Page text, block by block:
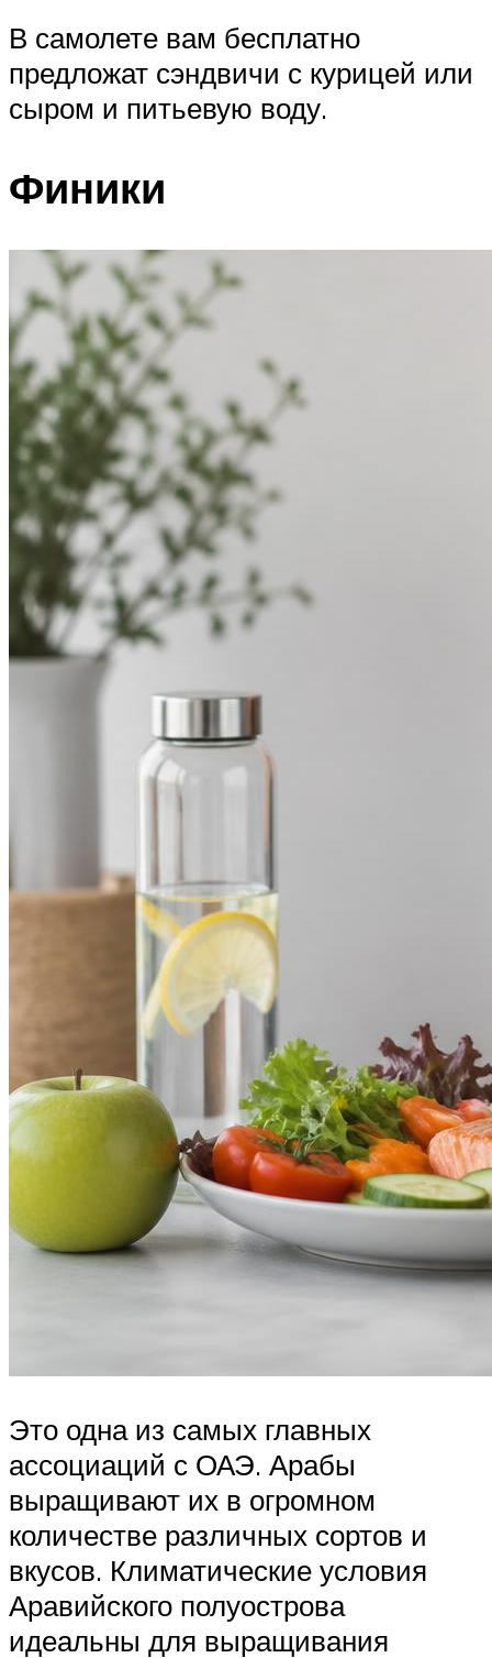
В самолете вам бесплатно
предложат сэндвичи с курицей или
сыром и питьевую воду.
Финики
Это одна из самых главных
ассоциаций с ОАЭ. Арабы
выращивают их в огромном
количестве различных сортов и
вкусов. Климатические условия
Аравийского полуострова
идеальны для выращивания